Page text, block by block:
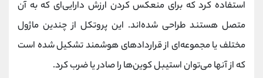
استفاده کرد که برای منعکس کردن ارزش دارایی‌ای که به آن
متصل هستند طراحی شده‌اند. این پروتکل از چندین ماژول
مختلف یا مجموعه‌ای از قراردادهای هوشمند تشکیل شده است
که از آنها می‌توان استیبل کوین‌ها را صادر یا ضرب کرد.